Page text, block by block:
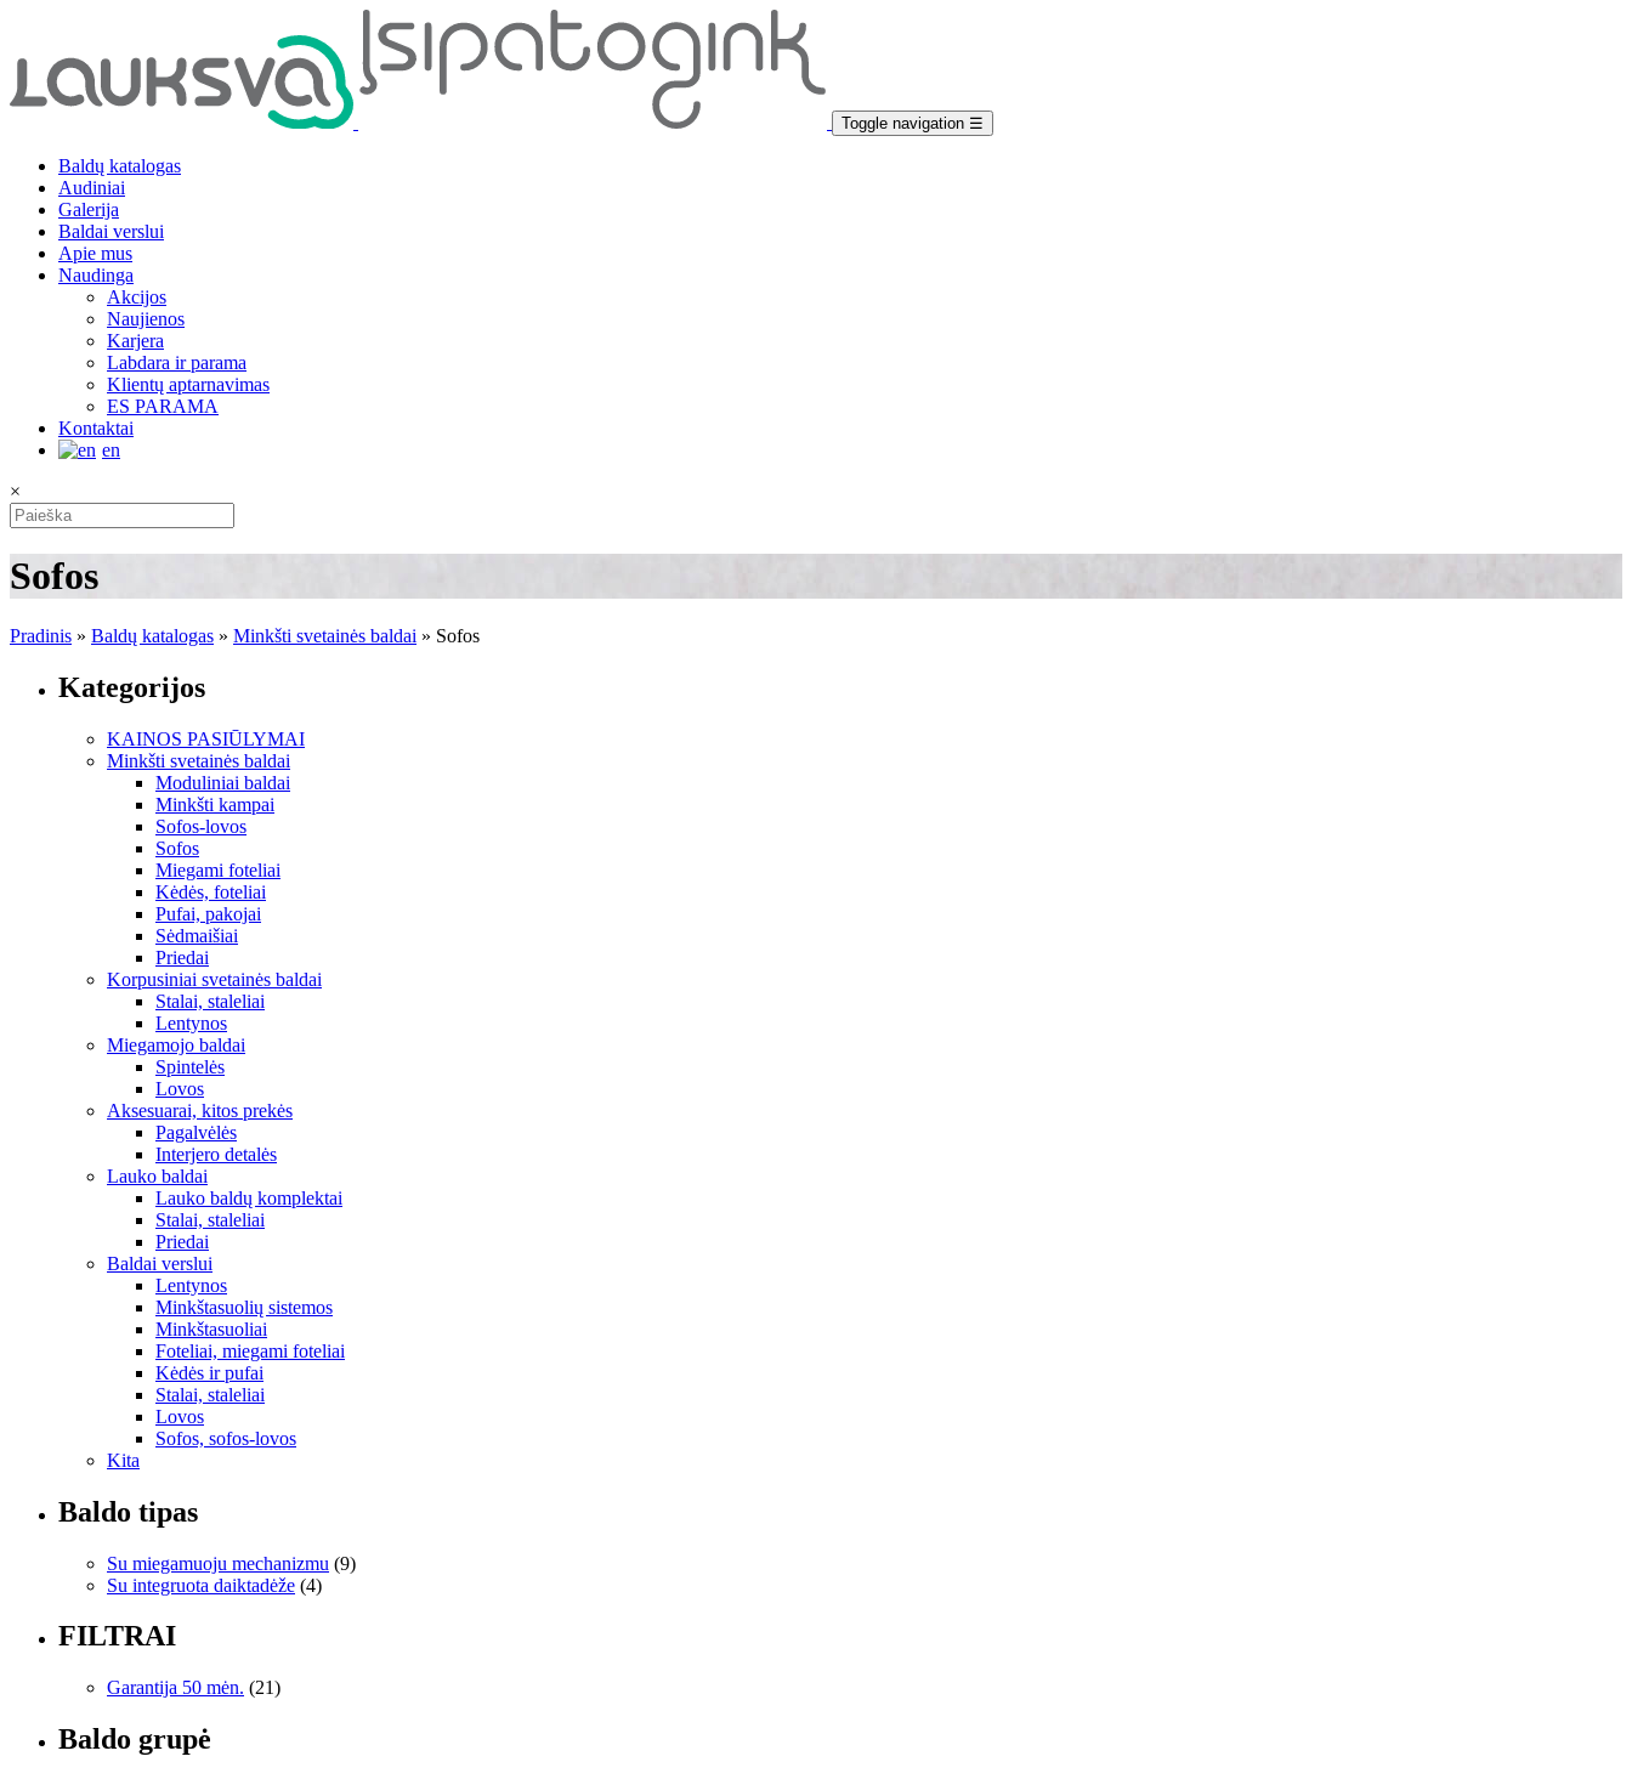
Toggle navigation ☰
Baldų katalogas
Audiniai
Galerija
Baldai verslui
Apie mus
Naudinga
Akcijos
Naujienos
Karjera
Labdara ir parama
Klientų aptarnavimas
ES PARAMA
Kontaktai
en
×
Sofos
Pradinis » Baldų katalogas » Minkšti svetainės baldai » Sofos
Kategorijos
KAINOS PASIŪLYMAI
Minkšti svetainės baldai
Moduliniai baldai
Minkšti kampai
Sofos-lovos
Sofos
Miegami foteliai
Kėdės, foteliai
Pufai, pakojai
Sėdmaišiai
Priedai
Korpusiniai svetainės baldai
Stalai, staleliai
Lentynos
Miegamojo baldai
Spintelės
Lovos
Aksesuarai, kitos prekės
Pagalvėlės
Interjero detalės
Lauko baldai
Lauko baldų komplektai
Stalai, staleliai
Priedai
Baldai verslui
Lentynos
Minkštasuolių sistemos
Minkštasuoliai
Foteliai, miegami foteliai
Kėdės ir pufai
Stalai, staleliai
Lovos
Sofos, sofos-lovos
Kita
Baldo tipas
Su miegamuoju mechanizmu (9)
Su integruota daiktadėže (4)
FILTRAI
Garantija 50 mėn. (21)
Baldo grupė